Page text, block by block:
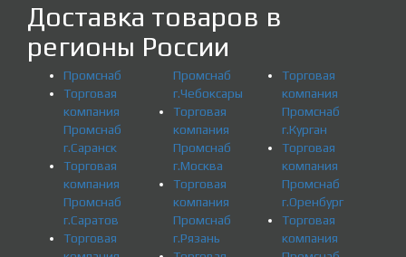
Доставка товаров в
регионы России
Промснаб
Торговая
компания
Промснаб
г.Саранск
Торговая
компания
Промснаб
г.Саратов
Торговая
Промснаб
г.Чебоксары
Торговая
компания
Промснаб
г.Москва
Торговая
компания
Промснаб
г.Рязань
Торговая
компания
Промснаб
г.Курган
Торговая
компания
Промснаб
г.Оренбург
Торговая
компания